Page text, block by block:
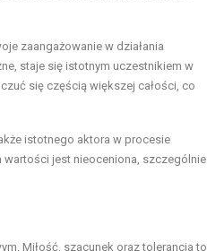
zaangażowanie w działania
staje się istotnym uczestnikiem w
się częścią większej całości, co
istotnego aktora w procesie
jest nieoceniona, szczególnie
Miłość, szacunek oraz tolerancja to